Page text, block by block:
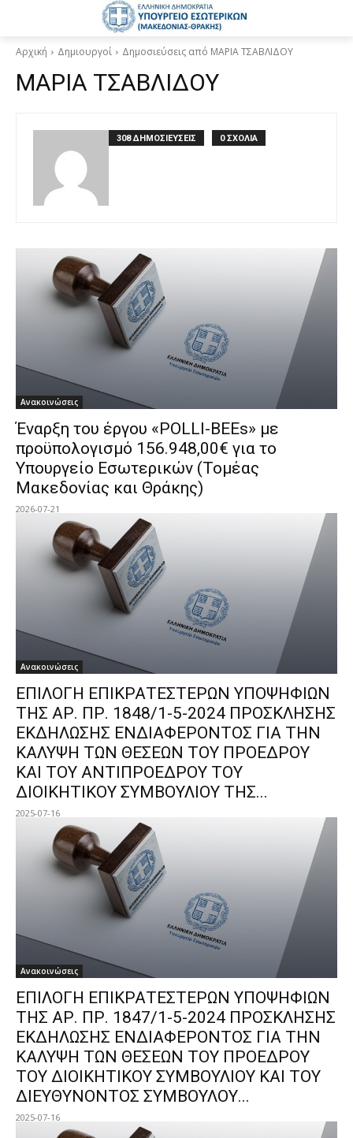
Αρχική Δημιουργοί Δημοσιεύσεις από ΜΑΡΙΑ ΤΣΑΒΛΙΔΟΥ
ΜΑΡΙΑ ΤΣΑΒΛΙΔΟΥ
308 ΔΗΜΟΣΙΕΥΣΕΙΣ 0 ΣΧΟΛΙΑ
Ανακοινώσεις
Έναρξη του έργου «POLLI-BEEs» με
προϋπολογισμό 156.948,00€ για το
Υπουργείο Εσωτερικών (Τομέας
Μακεδονίας και Θράκης)
2026-07-21
Ανακοινώσεις
ΕΠΙΛΟΓΗ ΕΠΙΚΡΑΤΕΣΤΕΡΩΝ ΥΠΟΨΗΦΙΩΝ
ΤΗΣ ΑΡ. ΠΡ. 1848/1-5-2024 ΠΡΟΣΚΛΗΣΗΣ
ΕΚΔΗΛΩΣΗΣ ΕΝΔΙΑΦΕΡΟΝΤΟΣ ΓΙΑ ΤΗΝ
ΚΑΛΥΨΗ ΤΩΝ ΘΕΣΕΩΝ ΤΟΥ ΠΡΟΕΔΡΟΥ
ΚΑΙ ΤΟΥ ΑΝΤΙΠΡΟΕΔΡΟΥ ΤΟΥ
ΔΙΟΙΚΗΤΙΚΟΥ ΣΥΜΒΟΥΛΙΟΥ ΤΗΣ...
2025-07-16
Ανακοινώσεις
ΕΠΙΛΟΓΗ ΕΠΙΚΡΑΤΕΣΤΕΡΩΝ ΥΠΟΨΗΦΙΩΝ
ΤΗΣ ΑΡ. ΠΡ. 1847/1-5-2024 ΠΡΟΣΚΛΗΣΗΣ
ΕΚΔΗΛΩΣΗΣ ΕΝΔΙΑΦΕΡΟΝΤΟΣ ΓΙΑ ΤΗΝ
ΚΑΛΥΨΗ ΤΩΝ ΘΕΣΕΩΝ ΤΟΥ ΠΡΟΕΔΡΟΥ
ΤΟΥ ΔΙΟΙΚΗΤΙΚΟΥ ΣΥΜΒΟΥΛΙΟΥ ΚΑΙ ΤΟΥ
ΔΙΕΥΘΥΝΟΝΤΟΣ ΣΥΜΒΟΥΛΟΥ...
2025-07-16